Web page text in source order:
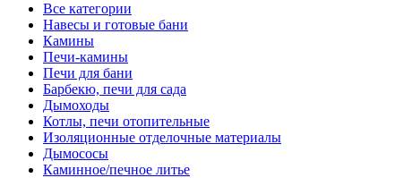
Все категории
Навесы и готовые бани
Камины
Печи-камины
Печи для бани
Барбекю, печи для сада
Дымоходы
Котлы, печи отопительные
Изоляционные отделочные материалы
Дымососы
Каминное/печное литье